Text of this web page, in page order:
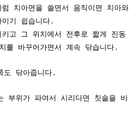
치아면을 쓸면서 움직이면 치아와
이기 쉽습니다.
고 그 위치에서 전후로 짧게 진동
를 바꾸어가면서 계속 닦습니다.
도 닦아줍니다.
부위가 파여서 시리다면 칫솔을 비